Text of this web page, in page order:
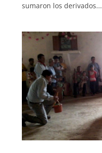
sumaron los derivados...